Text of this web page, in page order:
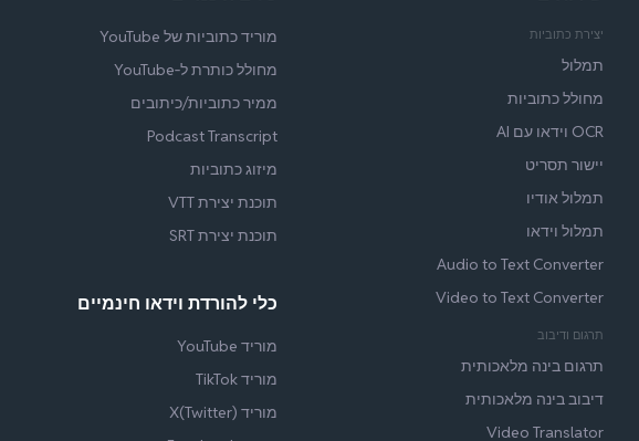
יצירת כתוביות
תמלול
מחולל כתוביות
OCR וידאו עם AI
יישור תסריט
תמלול אודיו
תמלול וידאו
Audio to Text Converter
Video to Text Converter
תרגום ודיבוב
תרגום בינה מלאכותית
דיבוב בינה מלאכותית
Video Translator
מוריד כתוביות של YouTube
מחולל כותרת ל‑YouTube
ממיר כתוביות/כיתובים
Podcast Transcript
מיזוג כתוביות
תוכנת יצירת VTT
תוכנת יצירת SRT
כלי להורדת וידאו חינמיים
מוריד YouTube
מוריד TikTok
מוריד X(Twitter)